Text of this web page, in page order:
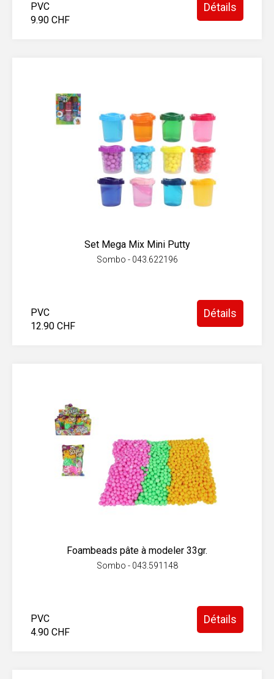
PVC
9.90 CHF
Détails
Set Mega Mix Mini Putty
Sombo - 043.622196
PVC
12.90 CHF
Détails
Foambeads pâte à modeler 33gr.
Sombo - 043.591148
PVC
4.90 CHF
Détails